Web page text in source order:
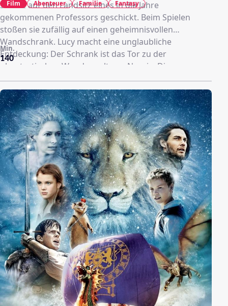
Schutz auf den Landsitz eines in die Jahre
gekommenen Professors geschickt. Beim Spielen
stoßen sie zufällig auf einen geheimnisvollen
Wandschrank. Lucy macht eine unglaubliche
Entdeckung: Der Schrank ist das Tor zu der
phantastischen Wunderwelt von Narnia. Dieses
friedvolle Land, bewohnt von sprechenden Tieren,
Zwergen, Faunen, Zentauren und Riesen wird jedoch
von der bösen Weißen Hexe regiert, die das Land mit
einem bösartigen Fluch unter Kontrolle hält: dem
Fluch des ewigen Winters. Um sie zu besiegen, müssen
sich die Kinder auf die Seite des Löwen Aslan, dem
rechtmäßigen Herrscher Narnias, schlagen. Damit
beginnt eine gewaltige Schlacht zwischen Gut und
Böse…
140
Min.
Film Abenteuer Familie Fantasy